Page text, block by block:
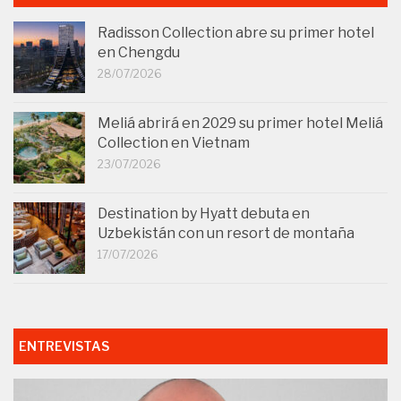
Radisson Collection abre su primer hotel
en Chengdu
28/07/2026
Meliá abrirá en 2029 su primer hotel Meliá
Collection en Vietnam
23/07/2026
Destination by Hyatt debuta en
Uzbekistán con un resort de montaña
17/07/2026
ENTREVISTAS